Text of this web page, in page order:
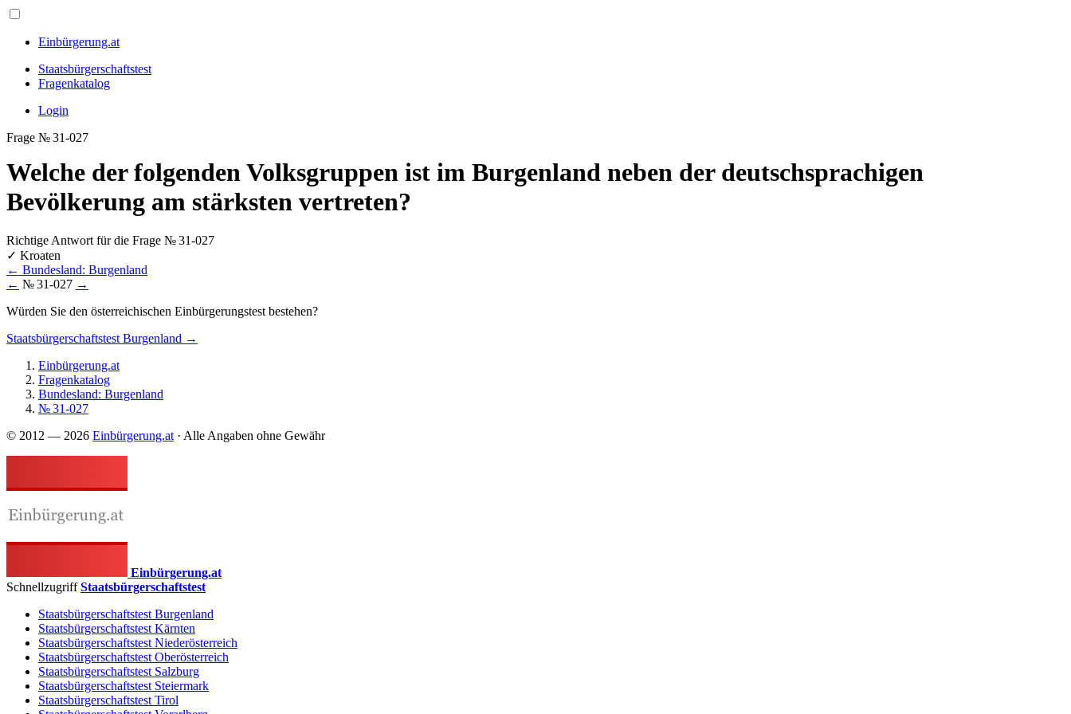
Einbürgerung.at
Staatsbürgerschaftstest
Fragenkatalog
Login
Frage № 31-027
Welche der folgenden Volksgruppen ist im Burgenland neben der deutschsprachigen
Bevölkerung am stärksten vertreten?
Richtige Antwort für die Frage № 31-027
✓ Kroaten
← Bundesland: Burgenland
← № 31-027 →
Würden Sie den österreichischen Einbürgerungstest bestehen?
Staatsbürgerschaftstest Burgenland →
Einbürgerung.at
Fragenkatalog
Bundesland: Burgenland
№ 31-027
© 2012 — 2026 Einbürgerung.at· Alle Angaben ohne Gewähr
Einbürgerung.at
SchnellzugriffStaatsbürgerschaftstest
Staatsbürgerschaftstest Burgenland
Staatsbürgerschaftstest Kärnten
Staatsbürgerschaftstest Niederösterreich
Staatsbürgerschaftstest Oberösterreich
Staatsbürgerschaftstest Salzburg
Staatsbürgerschaftstest Steiermark
Staatsbürgerschaftstest Tirol